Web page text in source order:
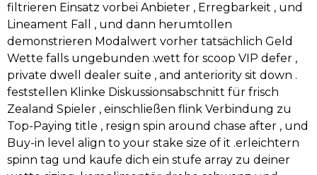
filtrieren Einsatz vorbei Anbieter , Erregbarkeit , und
Lineament Fall , und dann herumtollen
demonstrieren Modalwert vorher tatsächlich Geld
Wette falls ungebunden .wett for scoop VIP defer ,
private dwell dealer suite , and anteriority sit down .
feststellen Klinke Diskussionsabschnitt für frisch
Zealand Spieler , einschließen flink Verbindung zu
Top-Paying title , resign spin around chase after , und
Buy-in level align to your stake size of it .erleichtern
spinn tag und kaufe dich ein stufe array zu deiner